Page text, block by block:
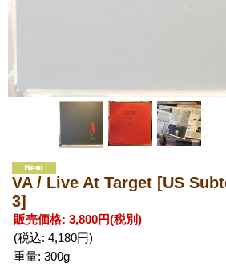
VA / Live At Target [US
3]
販売価格: 3,800円(税別)
(税込: 4,180円)
重量: 300g